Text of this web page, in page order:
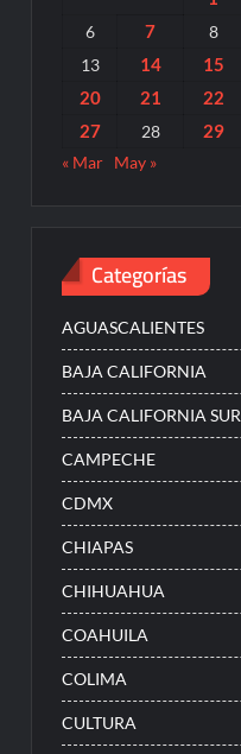
6
7 8
13
14 15
20
21 22
27
28 29
« Mar May »
Categorías
AGUASCALIENTES
BAJA CALIFORNIA
BAJA CALIFORNIA SUR
CAMPECHE
CDMX
CHIAPAS
CHIHUAHUA
COAHUILA
COLIMA
CULTURA